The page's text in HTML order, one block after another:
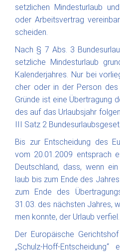
setz­li­chen Min­dest­ur­laub
oder Ar­beits­ver­trag
schei­den.
Nach § 7 Abs. 3
setz­li­che Min­dest­ur­laub
Ka­len­der­jah­res. Nur bei
cher oder in der Per­son des
Grün­de ist ei­ne Über­tra­gung
des auf das Ur­laubs­jahr
III Satz 2
Bis zur Ent­schei­dung des
vom 20.01.2009 ent­sprach
Deutsch­land, dass, wenn
laub bis zum En­de des
zum En­de des
31.03. des nächs­ten Jah­res,
men konnte, der Ur­laub ver­fiel.
Der Eu­ro­päi­sche
„Schulz-Hoff-